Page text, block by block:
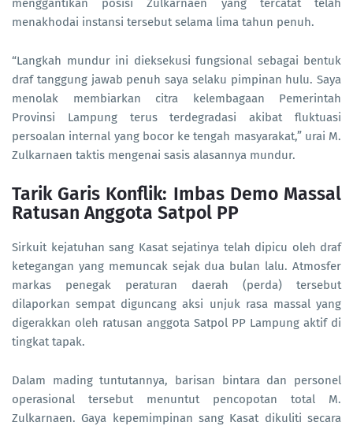
menggantikan posisi Zulkarnaen yang tercatat telah
menakhodai instansi tersebut selama lima tahun penuh.
“Langkah mundur ini dieksekusi fungsional sebagai bentuk
draf tanggung jawab penuh saya selaku pimpinan hulu. Saya
menolak membiarkan citra kelembagaan Pemerintah
Provinsi Lampung terus terdegradasi akibat fluktuasi
persoalan internal yang bocor ke tengah masyarakat,” urai M.
Zulkarnaen taktis mengenai sasis alasannya mundur.
Tarik Garis Konflik: Imbas Demo Massal
Ratusan Anggota Satpol PP
Sirkuit kejatuhan sang Kasat sejatinya telah dipicu oleh draf
ketegangan yang memuncak sejak dua bulan lalu. Atmosfer
markas penegak peraturan daerah (perda) tersebut
dilaporkan sempat diguncang aksi unjuk rasa massal yang
digerakkan oleh ratusan anggota Satpol PP Lampung aktif di
tingkat tapak.
Dalam mading tuntutannya, barisan bintara dan personel
operasional tersebut menuntut pencopotan total M.
Zulkarnaen. Gaya kepemimpinan sang Kasat dikuliti secara